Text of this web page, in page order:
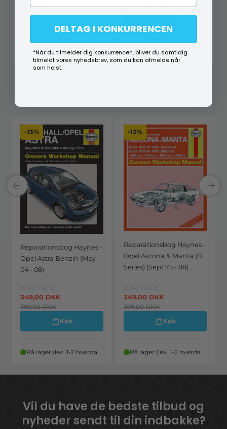
99,95DKK
På lager (2 stk.)
Fra199,00DKK
-13%
Reparationsbog Haynes -
Opel Astra Benzin (May
04 - 08)
349,00 DKK
399,00DKK
Køb
-13%
Reparationsbog Haynes -
Opel Ascona & Manta (B
Series) (Sept 75 - 88)
349,00 DKK
399,00DKK
Køb
Vil du have de bedste tilbud og
nyheder sendt til din indbakke?
DELTAG I KONKURRENCEN
*Når du tilmelder dig konkurrencen, bliver du samtidig
tilmeldt vores nyhedsbrev, som du kan afmelde når
som helst.